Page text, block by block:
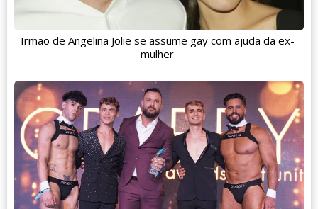
Irmão de Angelina Jolie se assume gay com ajuda da ex-
mulher